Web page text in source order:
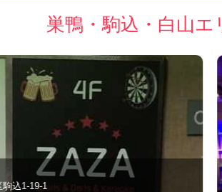
巣鴨・駒込・白山エ
VEGA
豊島区巣鴨1-13-4